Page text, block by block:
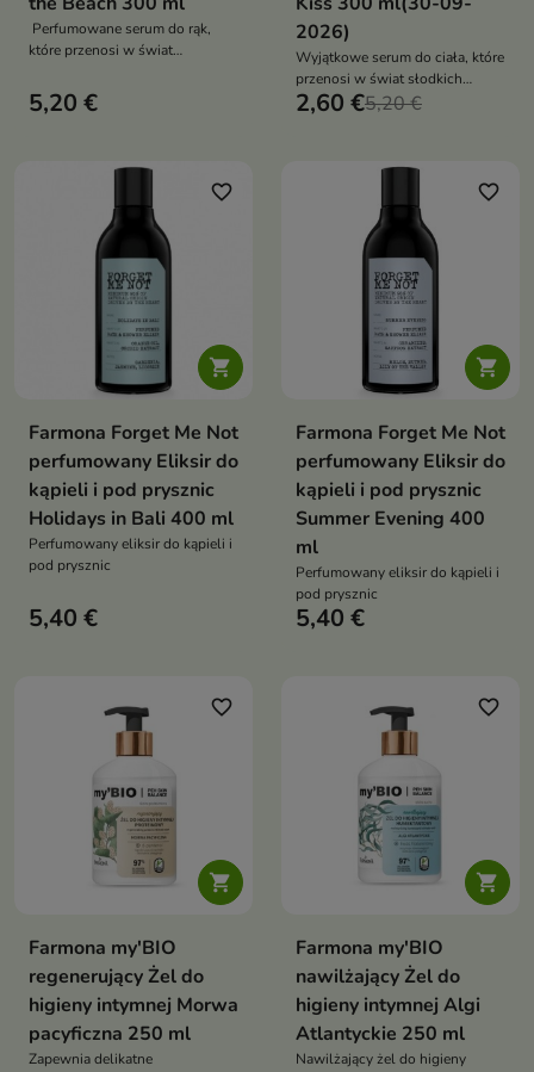
Perfumowane serum do rąk,
które przenosi w świat
zapachowych, przywołując
wspomnienia spacerów po plaży
5,20 €
2026)
Wyjątkowe serum do ciała, które
przenosi w świat słodkich
romantycznych nut
2,60 €5,20 €

favorite_border
Farmona Forget Me Not
perfumowany Eliksir do
kąpieli i pod prysznic
Holidays in Bali 400 ml
Perfumowany eliksir do kąpieli i
pod prysznic
5,40 €

favorite_border
Farmona Forget Me Not
perfumowany Eliksir do
kąpieli i pod prysznic
Summer Evening 400
ml
Perfumowany eliksir do kąpieli i
pod prysznic
5,40 €

favorite_border
Farmona my'BIO
regenerujący Żel do
higieny intymnej Morwa
pacyficzna 250 ml
Zapewnia delikatne

favorite_border
Farmona my'BIO
nawilżający Żel do
higieny intymnej Algi
Atlantyckie 250 ml
Nawilżający żel do higieny